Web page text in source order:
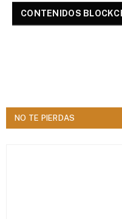
CONTENIDOS
NO TE PIERDAS